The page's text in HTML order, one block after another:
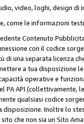
video, loghi, design
come le informazioni
Contenuto
con il codice
di una separata licenza
a tua disposizione
operative e
PA API (collettivamente,
qualsiasi codice
disposizione. Inoltre lo
che non sia un Sito